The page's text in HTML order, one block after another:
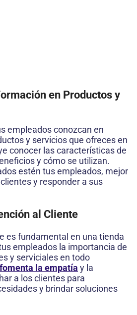
en Productos y
empleados conozcan en
y servicios que ofreces en
conocer las características de
y cómo se utilizan.
estén tus empleados, mejor
y responder a sus
al Cliente
es fundamental en una tienda
empleados la importancia de
y serviciales en todo
fomenta la empatía y la
a los clientes para
y brindar soluciones